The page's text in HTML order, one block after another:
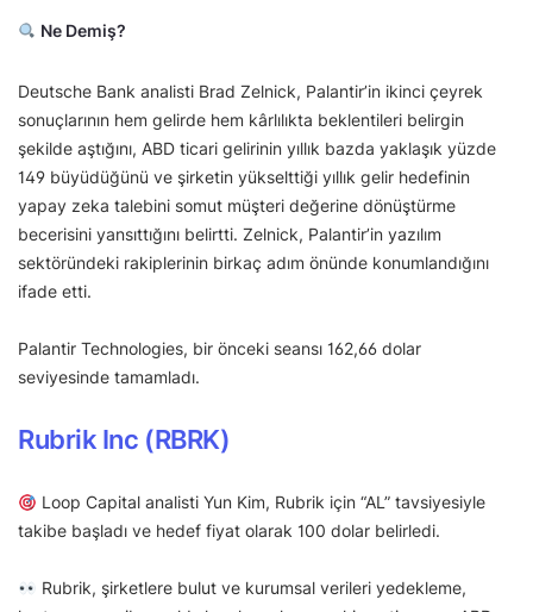
Ne Demiş?
Deutsche Bank analisti Brad Zelnick, Palantir’in ikinci çeyrek
sonuçlarının hem gelirde hem kârlılıkta beklentileri belirgin
şekilde aştığını, ABD ticari gelirinin yıllık bazda yaklaşık yüzde
149 büyüdüğünü ve şirketin yükselttiği yıllık gelir hedefinin
yapay zeka talebini somut müşteri değerine dönüştürme
becerisini yansıttığını belirtti. Zelnick, Palantir’in yazılım
sektöründeki rakiplerinin birkaç adım önünde konumlandığını
ifade etti.
Palantir Technologies, bir önceki seansı 162,66 dolar
seviyesinde tamamladı.
Rubrik Inc (RBRK)
Loop Capital analisti Yun Kim, Rubrik için “AL” tavsiyesiyle
takibe başladı ve hedef fiyat olarak 100 dolar belirledi.
Rubrik, şirketlere bulut ve kurumsal verileri yedekleme,